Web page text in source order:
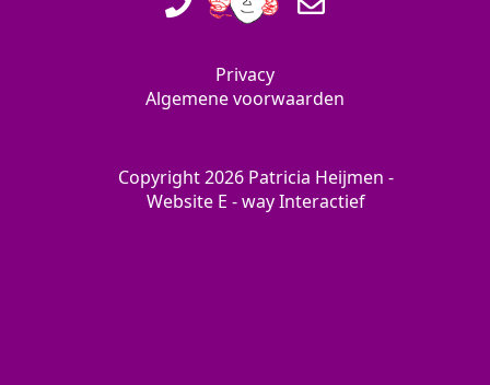
Privacy
Algemene voorwaarden
Copyright 2026 Patricia Heijmen -
Website E - way Interactief